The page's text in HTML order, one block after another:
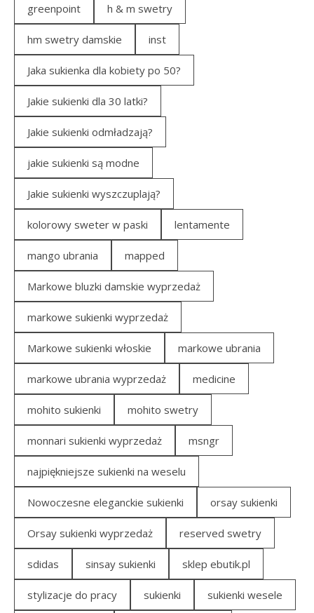
greenpoint h & m swetry
hm swetry damskie inst
Jaka sukienka dla kobiety po 50?
Jakie sukienki dla 30 latki?
Jakie sukienki odmładzają?
jakie sukienki są modne
Jakie sukienki wyszczuplają?
kolorowy sweter w paski lentamente
mango ubrania mapped
Markowe bluzki damskie wyprzedaż
markowe sukienki wyprzedaż
Markowe sukienki włoskie markowe ubrania
markowe ubrania wyprzedaż medicine
mohito sukienki mohito swetry
monnari sukienki wyprzedaż msngr
najpiękniejsze sukienki na weselu
Nowoczesne eleganckie sukienki orsay sukienki
Orsay sukienki wyprzedaż reserved swetry
sdidas sinsay sukienki sklep ebutik.pl
stylizacje do pracy sukienki sukienki wesele